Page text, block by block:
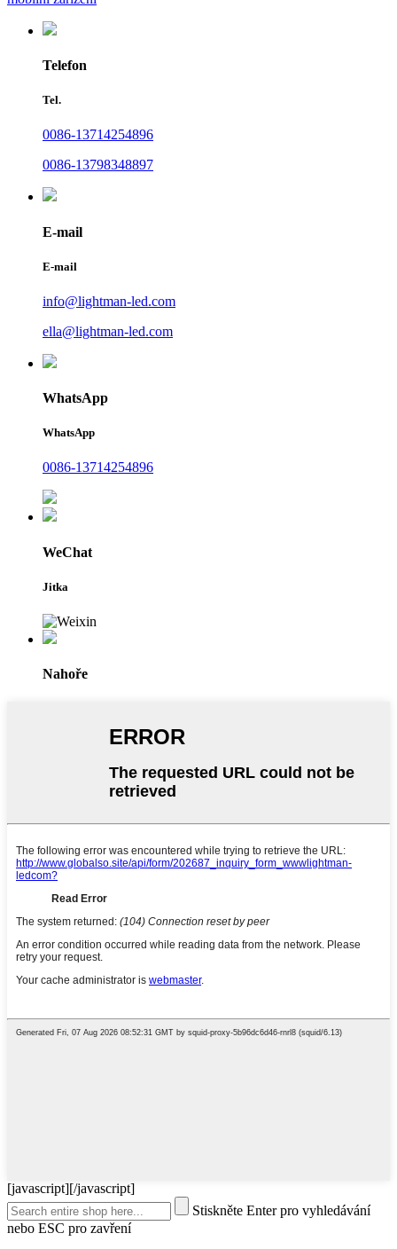
Telefon
Tel.
0086-13714254896
0086-13798348897
E-mail
E-mail
info@lightman-led.com
ella@lightman-led.com
WhatsApp
WhatsApp
0086-13714254896
WeChat
Jitka
Nahoře
[javascript][/javascript]
Stiskněte Enter pro vyhledávání
nebo ESC pro zavření